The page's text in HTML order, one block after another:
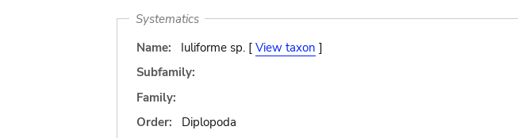
Systematics
Name:
Iuliforme sp. [ View taxon ]
Subfamily:
Family:
Order:
Diplopoda